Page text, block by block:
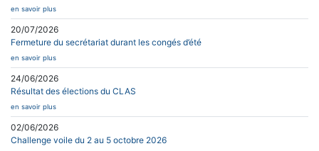
en savoir plus
20/07/2026
Fermeture du secrétariat durant les congés d’été
en savoir plus
24/06/2026
Résultat des élections du CLAS
en savoir plus
02/06/2026
Challenge voile du 2 au 5 octobre 2026